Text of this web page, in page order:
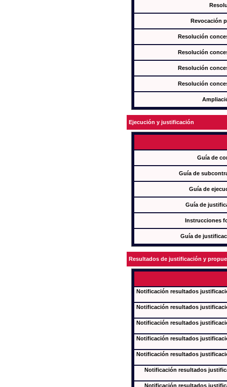
Revocación
Resolución
Resolución
Resolución
Resolución
Ejecución y justificación
Guía de
Guía de
Guía de
Guía de
Instrucciones
Guía de
Resultados de justificación y
Notificación resultados
Notificación resultados
Notificación resultados
Notificación resultados
Notificación resultados
Notificación resultados
Notificación resultados